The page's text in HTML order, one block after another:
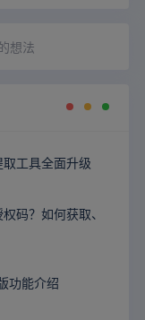
想法
工具全面升级
码？如何获取、
功能介绍